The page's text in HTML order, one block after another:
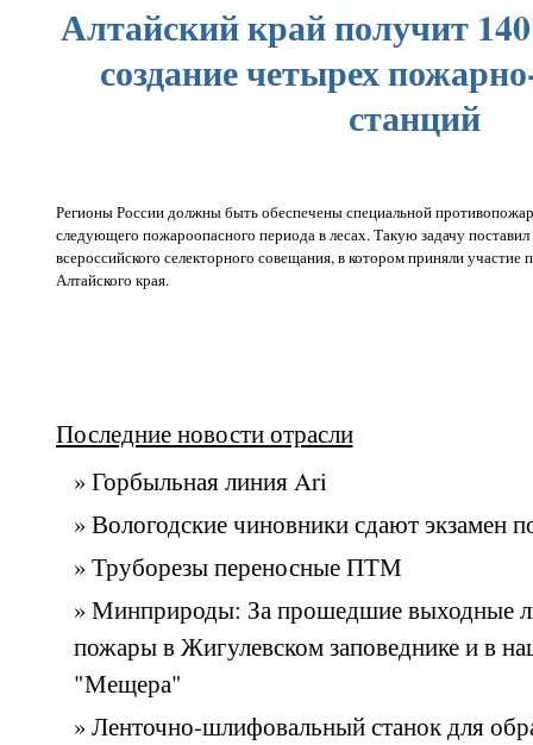
Алтайский край получит
создание четырех
станций
Регионы России должны быть обеспечены специальной
следующего пожароопасного периода в лесах. Такую задачу
всероссийского селекторного совещания, в котором приняли участие
Алтайского края.
Последние новости отрасли
» Горбыльная линия Ari
» Вологодские чиновники сдают экзамен
» Труборезы переносные ПТМ
» Минприроды: За прошедшие выходные
пожары в Жигулевском заповеднике и в
"Мещера"
» Ленточно-шлифовальный станок для